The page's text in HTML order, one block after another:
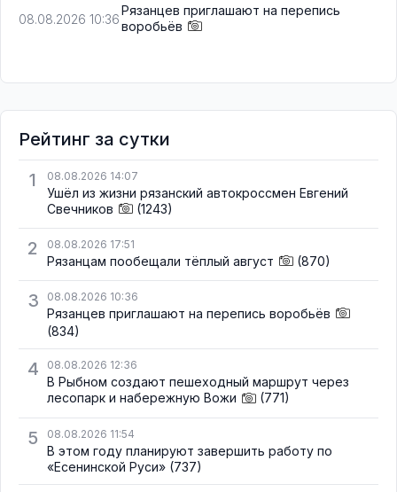
08.08.2026 10:36
Рязанцев приглашают на перепись
воробьёв
Рейтинг за сутки
1
08.08.2026 14:07
Ушёл из жизни рязанский автокроссмен Евгений
Свечников
(1243)
2 08.08.2026 17:51
Рязанцам пообещали тёплый август (870)
3 08.08.2026 10:36
Рязанцев приглашают на перепись воробьёв
(834)
4 08.08.2026 12:36
В Рыбном создают пешеходный маршрут через
лесопарк и набережную Вожи
(771)
5 08.08.2026 11:54
В этом году планируют завершить работу по
«Есенинской Руси» (737)